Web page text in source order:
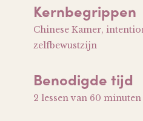
Kernbegrippen
Chinese Kamer,
zelfbewustzijn
Benodigde tijd
2 lessen van 60 minuten